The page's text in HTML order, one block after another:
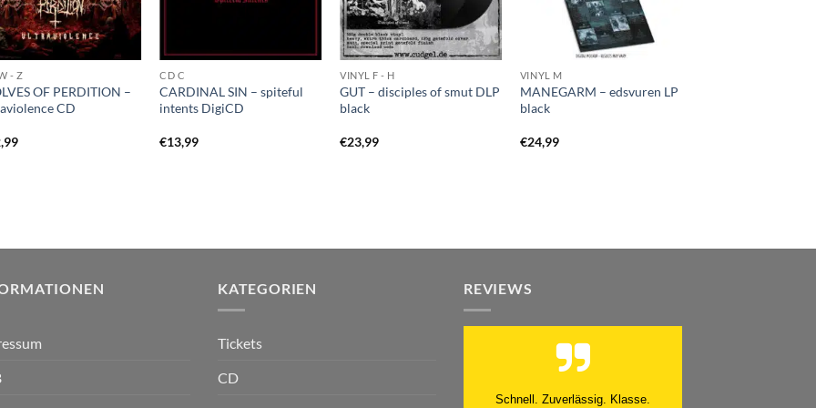
- Z
OF PERDITION –
CD
CD C
CARDINAL SIN – spiteful
intents DigiCD
€13,99
VINYL F - H
GUT – disciples of smut DLP
black
€23,99
VINYL M
MANEGARM – edsvuren LP
black
€24,99
KATEGORIEN
Tickets
CD
REVIEWS
Moinsen, hat alles super geklappt.